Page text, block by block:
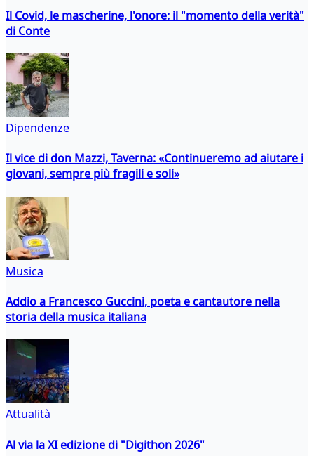
Il Covid, le mascherine, l'onore: il "momento della verità"
di Conte
Dipendenze
Il vice di don Mazzi, Taverna: «Continueremo ad aiutare i
giovani, sempre più fragili e soli»
Musica
Addio a Francesco Guccini, poeta e cantautore nella
storia della musica italiana
Attualità
Al via la XI edizione di "Digithon 2026"